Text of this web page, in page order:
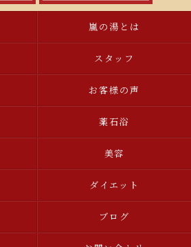
嵐の湯とは
スタッフ
お客様の声
薬石浴
美容
ダイエット
ブログ